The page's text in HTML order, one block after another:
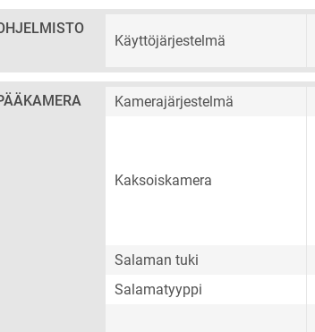
Käyttöjärjestelmä
Kamerajärjestelmä
Kaksoiskamera
Salaman tuki
Salamatyyppi